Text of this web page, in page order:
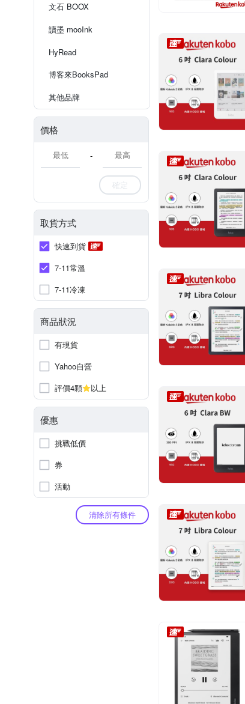
文石 BOOX
讀墨 mooInk
HyRead
博客來BooksPad
其他品牌
價格
-
確定
取貨方式
快速到貨
7-11常溫
7-11冷凍
商品狀況
有現貨
Yahoo自營
評價4顆
以上
優惠
挑戰低價
券
活動
清除所有條件